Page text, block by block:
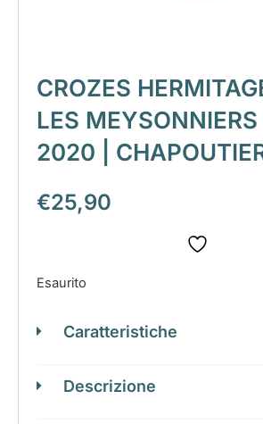
CROZES
LES MEYSONNIERS
2020 |
€25,90
Esaurito
Caratteristiche
Descrizione